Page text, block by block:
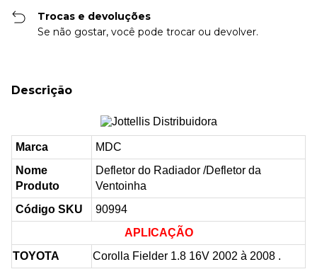
Trocas e devoluções
Se não gostar, você pode trocar ou devolver.
Descrição
Marca
MDC
Nome
Produto
Defletor do Radiador /Defletor da
Ventoinha
Código SKU
90994
APLICAÇÃO
TOYOTA
Corolla Fielder 1.8 16V 2002 à 2008 .